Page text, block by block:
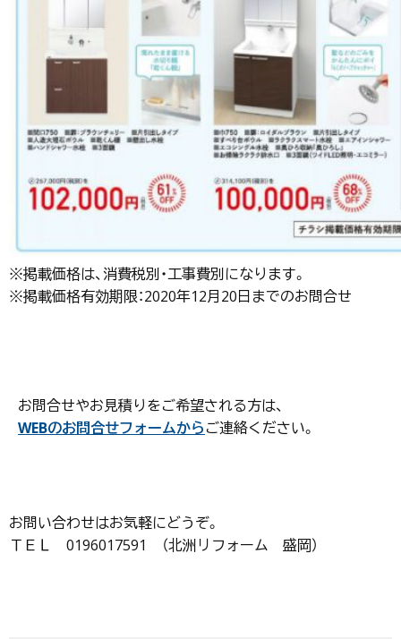
※掲載価格は、消費税別・工事費別になります。
※掲載価格有効期限：2020年12月20日までのお問合せ
お問合せやお見積りをご希望される方は、
WEBのお問合せフォームからご連絡ください。
お問い合わせはお気軽にどうぞ。
ＴＥＬ 0196017591 （北洲リフォーム 盛岡）